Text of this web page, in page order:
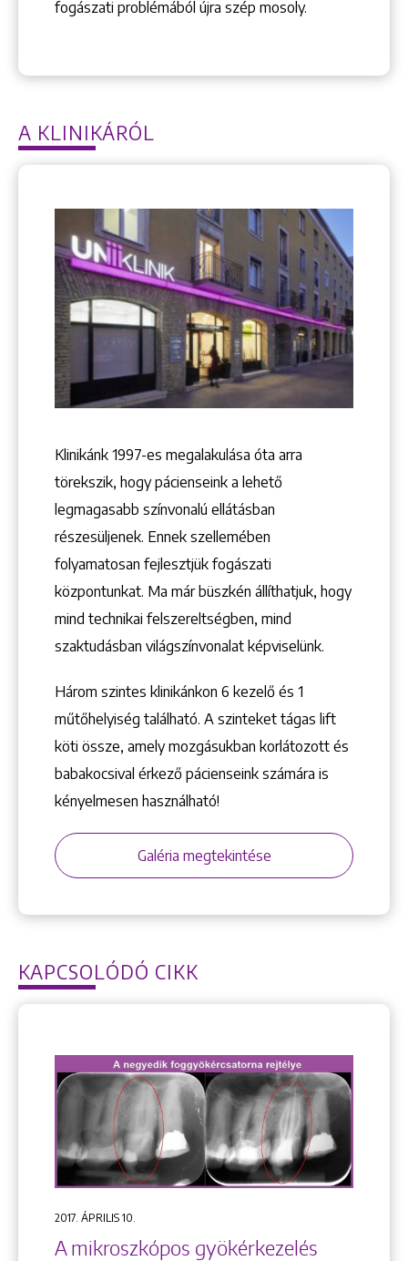
1148 Budapest, Örs vezér tere 2.
Keresés
fogászati problémából újra szép mosoly.
A KLINIKÁRÓL
Klinikánk 1997-­es megalakulása óta arra
törekszik, hogy pácienseink a lehető
legmagasabb színvonalú ellátásban
részesüljenek. Ennek szellemében
folyamatosan fejlesztjük fogászati
központunkat. Ma már büszkén állíthatjuk, hogy
mind technikai felszereltségben, mind
szaktudásban világszínvonalat képviselünk.
Három szintes klinikánkon 6 kezelő ­és 1
műtőhelyiség található. A szinteket tágas lift
köti össze, amely mozgásukban korlátozott és
babakocsival érkező pácienseink számára is
kényelmesen használható!
Galéria megtekintése
KAPCSOLÓDÓ CIKK
2017. ÁPRILIS 10.
A mikroszkópos gyökérkezelés